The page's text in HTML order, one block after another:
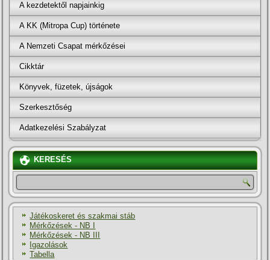
A kezdetektől napjainkig
A KK (Mitropa Cup) története
A Nemzeti Csapat mérkőzései
Cikktár
Könyvek, füzetek, újságok
Szerkesztőség
Adatkezelési Szabályzat
KERESÉS
Játékoskeret és szakmai stáb
Mérkőzések - NB I
Mérkőzések - NB III
Igazolások
Tabella